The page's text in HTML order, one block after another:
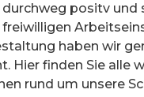
positv und
freiwilligen
haben wir
Hier finden Sie alle
rund um unsere